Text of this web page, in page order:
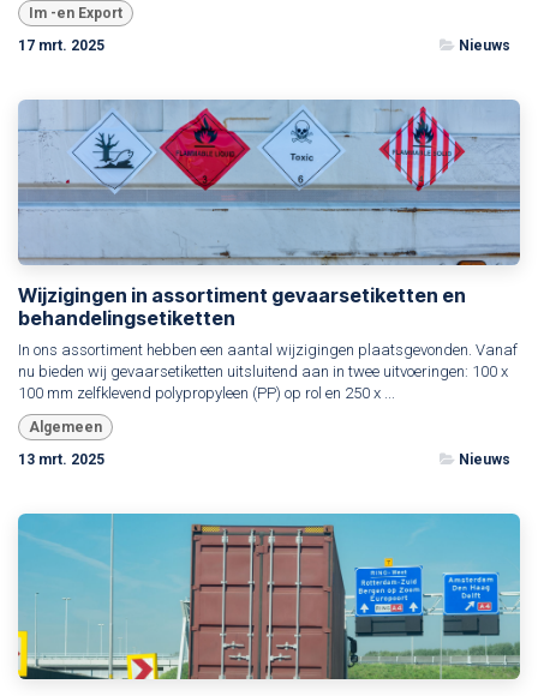
Im -en Export
17 mrt. 2025
Nieuws
Wijzigingen in assortiment gevaarsetiketten en
behandelingsetiketten
In ons assortiment hebben een aantal wijzigingen plaatsgevonden. Vanaf
nu bieden wij gevaarsetiketten uitsluitend aan in twee uitvoeringen: 100 x
100 mm zelfklevend polypropyleen (PP) op rol en 250 x ...
Algemeen
13 mrt. 2025
Nieuws